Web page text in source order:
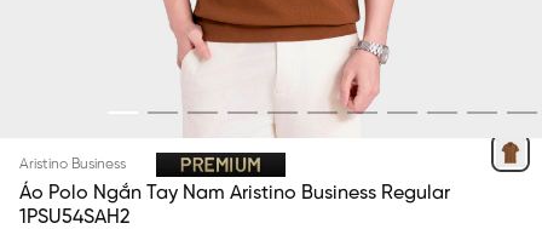
Aristino Business
Áo Polo Ngắn Tay Nam Aristino Business Regular
1PSU54SAH2